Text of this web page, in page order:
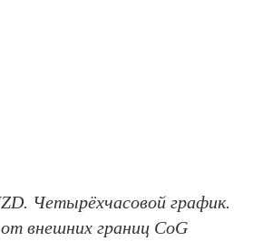
Четырёхчасовой график.
внешних границ CoG